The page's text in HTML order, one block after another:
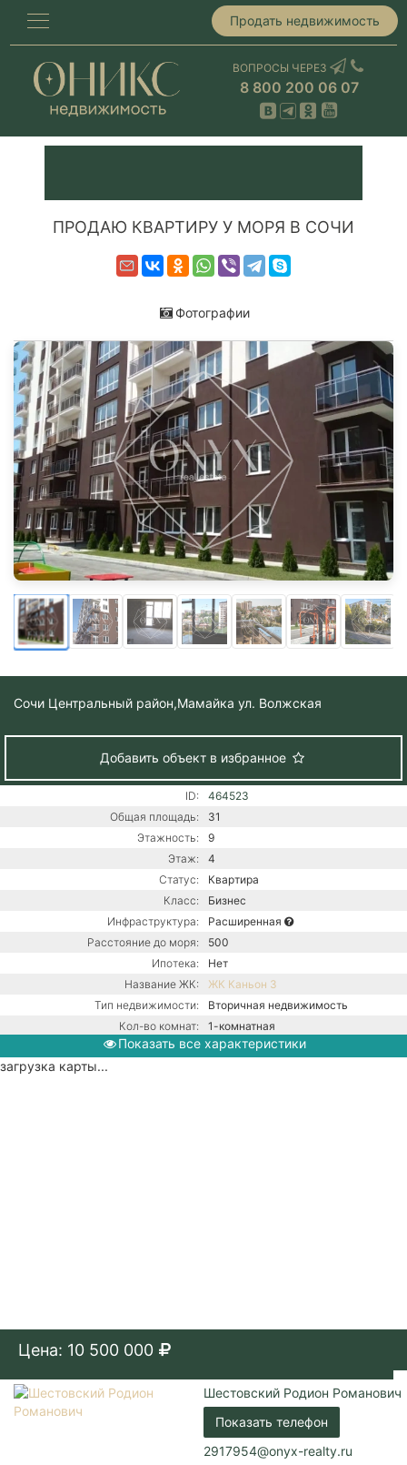
Продать недвижимость
ВОПРОСЫ ЧЕРЕЗ
8 800 200 06 07
ПРОДАЮ КВАРТИРУ У МОРЯ В СОЧИ
Фотографии
Сочи Центральный район,Мамайка ул. Волжская
Добавить объект в избранное
ID:
464523
Общая площадь:
31
Этажность:
9
Этаж:
4
Статус:
Квартира
Класс:
Бизнес
Инфраструктура:
Расширенная
Расстояние до моря:
500
Ипотека:
Нет
Название ЖК:
ЖК Каньон 3
Тип недвижимости:
Вторичная недвижимость
Кол-во комнат:
1-комнатная
Тип дома:
Монолитно-блочное
Показать все характеристики
загрузка карты...
Цена: 10 500 000
Шестовский Родион Романович
Показать телефон
2917954@onyx-realty.ru